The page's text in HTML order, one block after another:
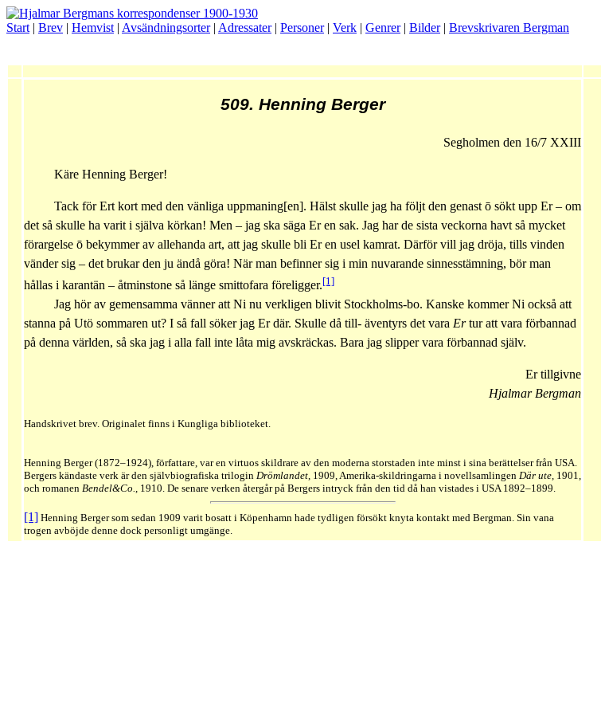
Start | Brev | Hemvist | Avsändningsorter| Adressater| Personer| Verk | Genrer| Bilder| Brevskrivaren Bergman
509. Henning Berger
Segholmen den 16/7 XXIII
Käre Henning Berger!
Tack för Ert kort med den vänliga uppmaning[en]. Hälst skulle jag ha följt den genast ōsökt upp Er – om
det så skulle ha varit i själva körkan! Men – jag ska säga Er en sak. Jag har de sista veckorna havt så mycket
förargelse ō bekymmer av allehanda art, att jag skulle bli Er en usel kamrat. Därför vill jag dröja, tills vinden
vänder sig – det brukar den ju ändå göra! När man befinner sig i min nuvarande sinnesstämning, bör man
hållas i karantän – åtminstone så länge smittofara föreligger.[1]
Jag hör av gemensamma vänner att Ni nu verkligen blivit Stockholms-bo. Kanske kommer Ni också att
stanna på Utö sommaren ut? I så fall söker jag Er där. Skulle då till- äventyrs det vara Ertur att vara förbannad
på denna världen, så ska jag i alla fall inte låta mig avskräckas. Bara jag slipper vara förbannad själv.
Er tillgivne
Hjalmar Bergman
Handskrivet brev. Originalet finns i Kungliga biblioteket.
Henning Berger (1872–1924), författare, var en virtuos skildrare av den moderna storstaden inte minst i sina berättelser från USA.
Bergers kändaste verk är den självbiografiska trilogin Drömlandet, 1909, Amerika-skildringarna i novellsamlingen Där ute, 1901,
och romanen Bendel&Co., 1910. De senare verken återgår på Bergers intryck från den tid då han vistades i USA 1892–1899.
[1] Henning Berger som sedan 1909 varit bosatt i Köpenhamn hade tydligen försökt knyta kontakt med Bergman. Sin vana
trogen avböjde denne dock personligt umgänge.